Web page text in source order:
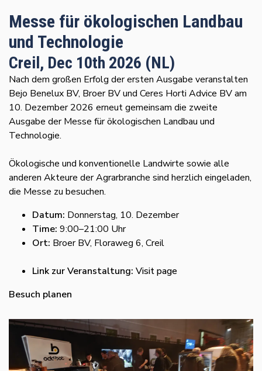
Messe für ökologischen Landbau
und Technologie
Creil, Dec 10th 2026 (NL)
Nach dem großen Erfolg der ersten Ausgabe veranstalten
Bejo Benelux BV, Broer BV und Ceres Horti Advice BV am
10. Dezember 2026 erneut gemeinsam die zweite
Ausgabe der Messe für ökologischen Landbau und
Technologie.
Ökologische und konventionelle Landwirte sowie alle
anderen Akteure der Agrarbranche sind herzlich eingeladen,
die Messe zu besuchen.
Datum: Donnerstag, 10. Dezember
Time: 9:00–21:00 Uhr
Ort: Broer BV, Floraweg 6, Creil
Link zur Veranstaltung: Visit page
Besuch planen